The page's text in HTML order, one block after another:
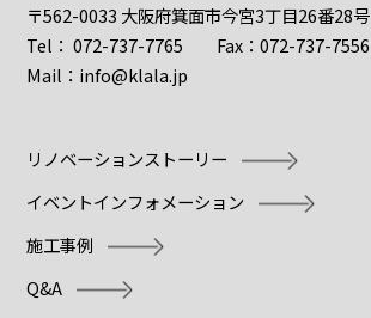
〒562-0033 大阪府箕面市今宮3丁目26番28号
Tel：072-737-7765 Fax：072-737-7556
Mail： info@klala.jp
リノベーションストーリー
イベントインフォメーション
施工事例
Q&A